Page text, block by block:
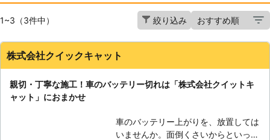
1~3（3件中） 絞り込み
株式会社クイックキャット
親切・丁寧な施工！車のバッテリー切れは「株式会社クイットキ
ャット」におまかせ
車のバッテリー上がりを、放置しては
いませんか。面倒くさいからといって